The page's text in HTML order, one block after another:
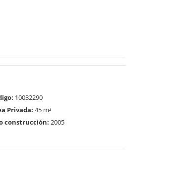
10032290
Privada: 45 m²
construcción: 2005